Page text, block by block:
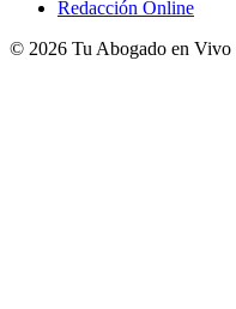
Redacción Online
© 2026 Tu Abogado en Vivo